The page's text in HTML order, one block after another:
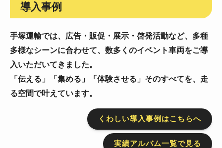
導入事例
手塚運輸では、広告・販促・展示・啓発活動など、 多種
多様なシーンに合わせて、数多くのイベント車両をご導
入いただいてきました。
「伝える」「集める」「体験させる」そのすべてを、走
る空間で叶えています。
くわしい導入事例はこちらへ
実績アルバム一覧で見る